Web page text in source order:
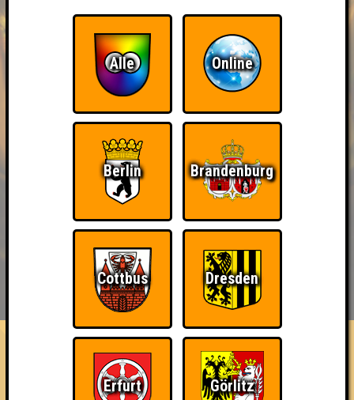
HIGHSCORE RESERVIERUNG
FAQ ÜBER UNS
Quizlabor Dresden #35
Die Quiz Boys! · 03.08.2022 · Citybeach
Alle Online
Berlin Brandenburg
Cottbus Dresden
Erfurt Görlitz